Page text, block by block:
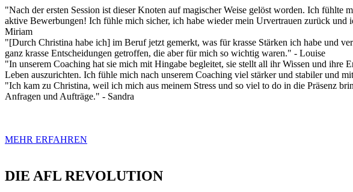
"Nach der ersten Session ist dieser Knoten auf magischer Weise gelöst worden. Ich
aktive Bewerbungen! Ich fühle mich sicher, ich habe wieder mein Urvertrauen zurück
Miriam
"[Durch Christina habe ich] im Beruf jetzt gemerkt, was für krasse Stärken ich habe und
ganz krasse Entscheidungen getroffen, die aber für mich so wichtig waren." - Louise
"In unserem Coaching hat sie mich mit Hingabe begleitet, sie stellt all ihr Wissen und
Leben auszurichten. Ich fühle mich nach unserem Coaching viel stärker und stabiler und
"Ich kam zu Christina, weil ich mich aus meinem Stress und so viel to do in die Präsenz
Anfragen und Aufträge." - Sandra
MEHR ERFAHREN
DIE AFL REVOLUTION